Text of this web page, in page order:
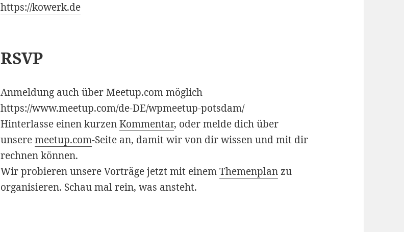
https://kowerk.de
RSVP
Anmeldung auch über Meetup.com möglich
https://www.meetup.com/de-DE/wpmeetup-potsdam/
Hinterlasse einen kurzenKommentar, oder melde dich über
unseremeetup.com-Seite an, damit wir von dir wissen und mit dir
rechnen können.
Wir probieren unsere Vorträge jetzt mit einemThemenplanzu
organisieren. Schau mal rein, was ansteht.